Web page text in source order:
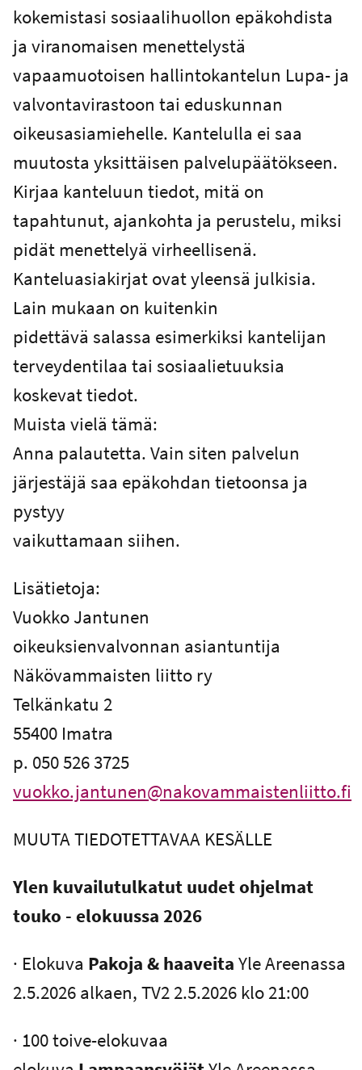
kokemistasi sosiaalihuollon epäkohdista
ja viranomaisen menettelystä
vapaamuotoisen hallintokantelun Lupa- ja
valvontavirastoon tai eduskunnan
oikeusasiamiehelle. Kantelulla ei saa
muutosta yksittäisen palvelupäätökseen.
Kirjaa kanteluun tiedot, mitä on
tapahtunut, ajankohta ja perustelu, miksi
pidät menettelyä virheellisenä.
Kanteluasiakirjat ovat yleensä julkisia.
Lain mukaan on kuitenkin
pidettävä salassa esimerkiksi kantelijan
terveydentilaa tai sosiaalietuuksia
koskevat tiedot.
Muista vielä tämä:
Anna palautetta. Vain siten palvelun
järjestäjä saa epäkohdan tietoonsa ja
pystyy
vaikuttamaan siihen.
Lisätietoja:
Vuokko Jantunen
oikeuksienvalvonnan asiantuntija
Näkövammaisten liitto ry
Telkänkatu 2
55400 Imatra
p. 050 526 3725
vuokko.jantunen@nakovammaistenliitto.fi
MUUTA TIEDOTETTAVAA KESÄLLE
Ylen kuvailutulkatut uudet ohjelmat
touko - elokuussa 2026
· Elokuva Pakoja & haaveita Yle Areenassa
2.5.2026 alkaen, TV2 2.5.2026 klo 21:00
· 100 toive-elokuvaa